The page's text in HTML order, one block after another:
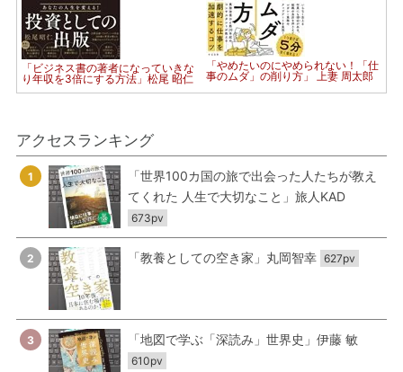
「ビジネス書の著者になっていきな
り年収を3倍にする方法」松尾 昭仁
「やめたいのにやめられない！「仕
事のムダ」の削り方」 上妻 周太郎
アクセスランキング
1
「世界100カ国の旅で出会った人たちが教え
てくれた 人生で大切なこと」旅人KAD
673pv
2 「教養としての空き家」丸岡智幸 627pv
3 「地図で学ぶ「深読み」世界史」伊藤 敏
610pv